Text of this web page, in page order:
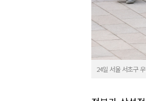
24일 서울 서초구